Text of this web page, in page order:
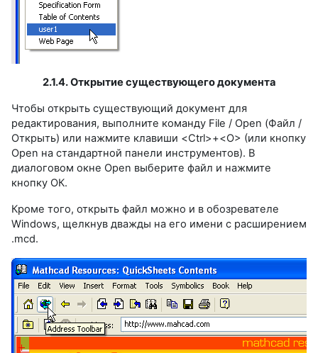
2.1.4. Открытие существующего документа
Чтобы открыть существующий документ для
редактирования, выполните команду File / Open (Файл /
Открыть) или нажмите клавиши <Ctrl>+<O> (или кнопку
Open на стандартной панели инструментов). В
диалоговом окне Open выберите файл и нажмите
кнопку ОК.
Кроме того, открыть файл можно и в обозревателе
Windows, щелкнув дважды на его имени с расширением
.mcd.